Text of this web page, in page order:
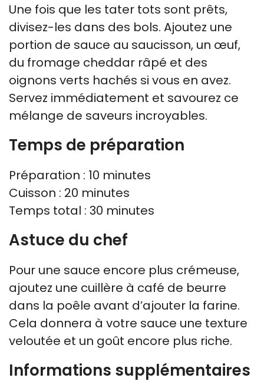
Une fois que les tater tots sont prêts,
divisez-les dans des bols. Ajoutez une
portion de sauce au saucisson, un œuf,
du fromage cheddar râpé et des
oignons verts hachés si vous en avez.
Servez immédiatement et savourez ce
mélange de saveurs incroyables.
Temps de préparation
Préparation : 10 minutes
Cuisson : 20 minutes
Temps total : 30 minutes
Astuce du chef
Pour une sauce encore plus crémeuse,
ajoutez une cuillère à café de beurre
dans la poêle avant d’ajouter la farine.
Cela donnera à votre sauce une texture
veloutée et un goût encore plus riche.
Informations supplémentaires